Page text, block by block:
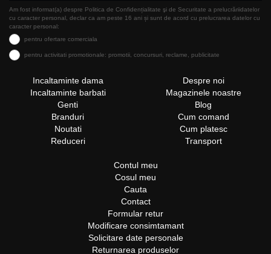
Am fost informat(a) despre Politica de Confidențialitate şi de Securitate a prelucrăriidatelor
cu caracter personal, declar ca am peste 16 ani și sunt de acord cu prelucrarea datelor cu
caracter personal:
pentru ofertare comerciala
pentru activitati promotionale: promotii, concursuri, reclame, publicitate
Incaltaminte dama
Incaltaminte barbati
Genti
Branduri
Noutati
Reduceri
Despre noi
Magazinele noastre
Blog
Cum comand
Cum platesc
Transport
Contul meu
Cosul meu
Cauta
Contact
Formular retur
Modificare consimtamant
Solicitare date personale
Returnarea produselor